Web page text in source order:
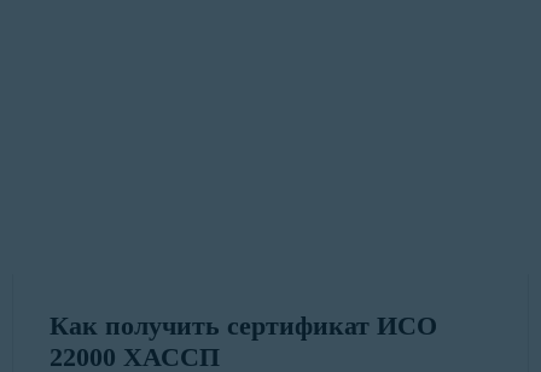
Как получить сертификат ИСО
22000 ХАССП